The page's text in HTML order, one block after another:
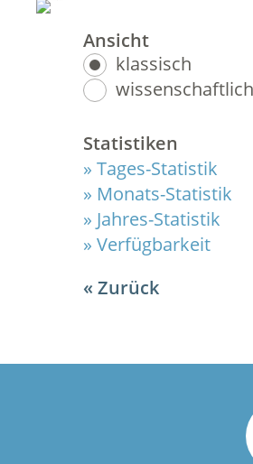
Ansicht
klassisch
wissenschaftlich
Statistiken
Tages-Statistik
Monats-Statistik
Jahres-Statistik
Verfügbarkeit
Zurück